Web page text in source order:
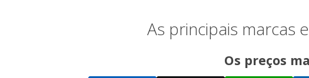
As principais marcas
Os preços